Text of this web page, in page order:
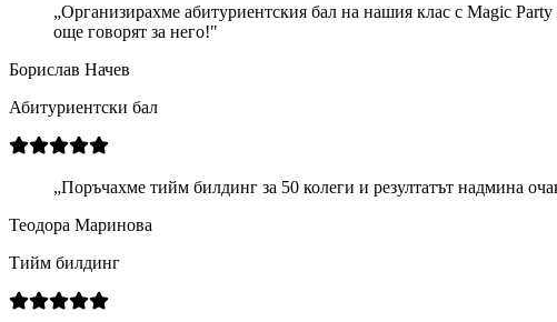
„Организирахме абитуриентския бал на нашия клас с Magic
още говорят за него!"
Борислав Начев
Абитуриентски бал
„Поръчахме тийм билдинг за 50 колеги и резултатът надмина
Теодора Маринова
Тийм билдинг